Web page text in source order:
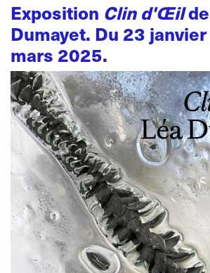
Exposition Clin d'Œil
Dumayet. Du 23
mars 2025.